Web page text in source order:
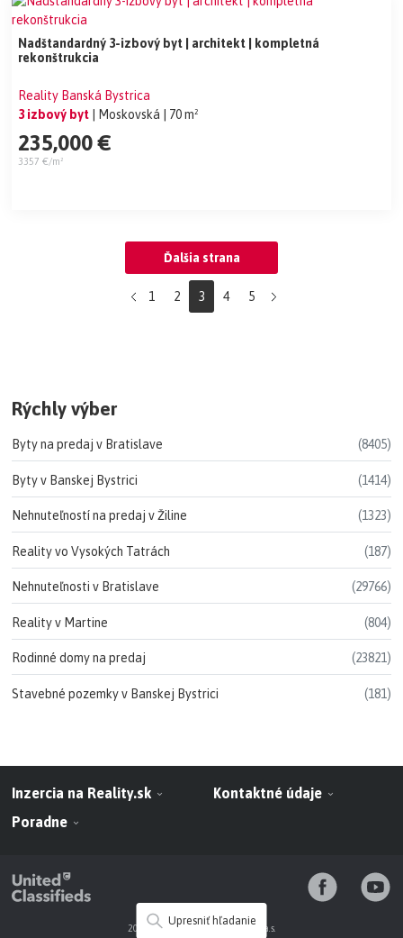
Nadštandardný 3-izbový byt | architekt | kompletná
rekonštrukcia
Reality Banská Bystrica
3 izbový byt
| Moskovská | 70 m²
235,000 €
3357 €/m²
Ďalšia strana
1 2 3 4 5
Rýchly výber
Byty na predaj v Bratislave (8405)
Byty v Banskej Bystrici (1414)
Nehnuteľností na predaj v Žiline (1323)
Reality vo Vysokých Tatrách (187)
Nehnuteľnosti v Bratislave (29766)
Reality v Martine (804)
Rodinné domy na predaj (23821)
Stavebné pozemky v Banskej Bystrici (181)
Upresniť hľadanie
Inzercia na Reality.sk
Kontaktné údaje
Poradne
2010 - 2026 NARKS-INFOSERVIS a.s.